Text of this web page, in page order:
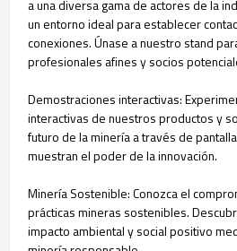
a una diversa gama de actores de la
un entorno ideal para establecer
conexiones. Únase a nuestro stand
profesionales afines y socios
Demostraciones interactivas:
interactivas de nuestros productos y
futuro de la minería a través de
muestran el poder de la innovación.
Minería Sostenible: Conozca el
prácticas mineras sostenibles.
impacto ambiental y social positivo